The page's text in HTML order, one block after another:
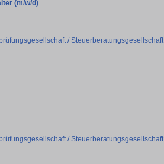
(m/w/d)
/ Steuerberatungsgesellschaft
/ Steuerberatungsgesellschaft